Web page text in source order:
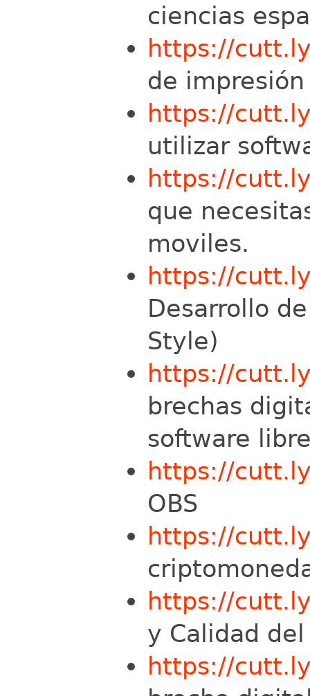
ciencias
https://
de
https://
utilizar
https://
que
moviles.
https://
Desarrollo
Style)
https://
brechas
software
https://
OBS
https://
https://
y Calidad
https://